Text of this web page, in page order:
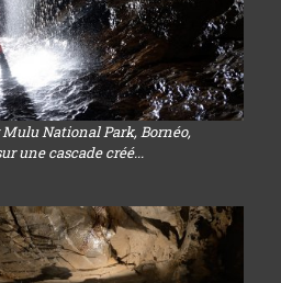
National Park, Bornéo,
une cascade créé...